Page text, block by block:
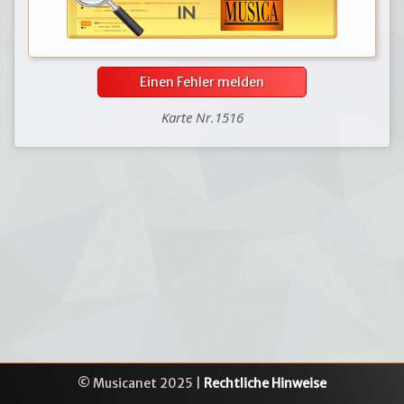
Einen Fehler melden
Karte Nr.1516
© Musicanet 2025 | Rechtliche Hinweise